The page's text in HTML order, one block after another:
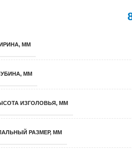
ММ
ММ
ИЗГОЛОВЬЯ, ММ
РАЗМЕР, ММ